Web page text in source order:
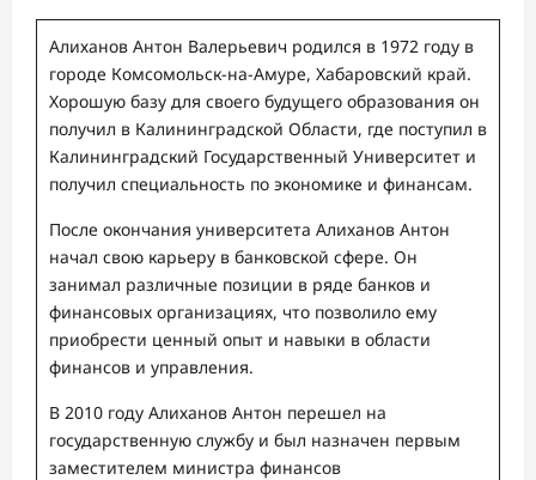
Алиханов Антон Валерьевич родился в 1972 году в
городе Комсомольск-на-Амуре, Хабаровский край.
Хорошую базу для своего будущего образования он
получил в Калининградской Области, где поступил в
Калининградский Государственный Университет и
получил специальность по экономике и финансам.
После окончания университета Алиханов Антон
начал свою карьеру в банковской сфере. Он
занимал различные позиции в ряде банков и
финансовых организациях, что позволило ему
приобрести ценный опыт и навыки в области
финансов и управления.
В 2010 году Алиханов Антон перешел на
государственную службу и был назначен первым
заместителем министра финансов